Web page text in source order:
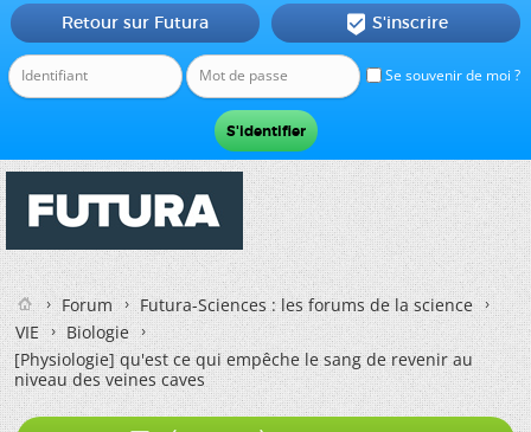
Se souvenir de moi ?
Retour sur Futura  S'inscrire
Forum
Futura-Sciences : les forums de la science
VIE
Biologie
[Physiologie]qu'est ce qui empêche le sang de revenir au
niveau des veines caves